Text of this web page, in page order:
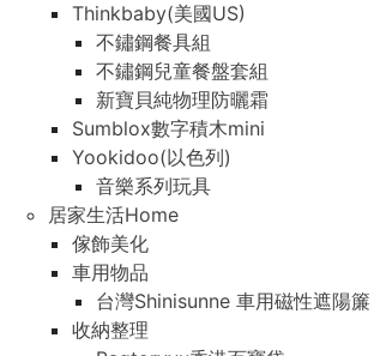
Thinkbaby(美國US)
不鏽鋼餐具組
不鏽鋼兒童餐盤套組
新寶貝純物理防曬霜
Sumblox數字積木mini
Yookidoo(以色列)
音樂系列玩具
居家生活Home
傢飾美化
車用物品
台灣Shinisunne 車用磁性遮陽簾
收納整理
Thinkbaby(美國US)
不鏽鋼餐具組
不鏽鋼兒童餐盤套組
新寶貝純物理防曬霜
Sumblox數字積木mini
Yookidoo(以色列)
音樂系列玩具
居家生活Home
傢飾美化
車用物品
台灣Shinisunne 車用磁性遮陽簾
收納整理